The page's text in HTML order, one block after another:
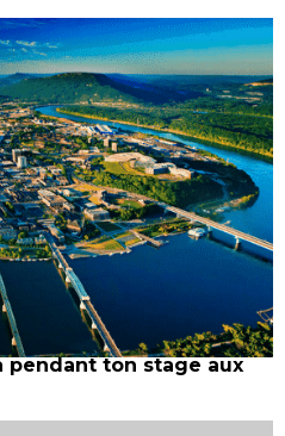
pendant ton stage aux